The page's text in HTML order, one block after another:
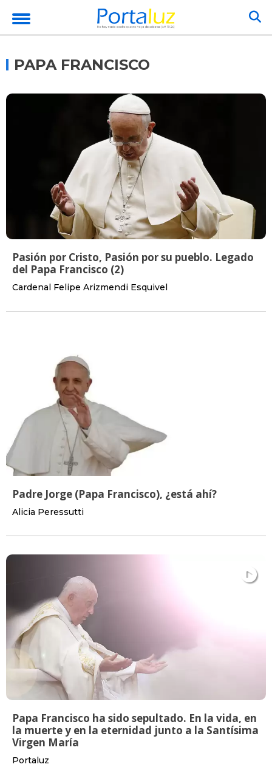
PAPA FRANCISCO
Pasión por Cristo, Pasión por su pueblo. Legado
del Papa Francisco (2)
Cardenal Felipe Arizmendi Esquivel
Padre Jorge (Papa Francisco), ¿está ahí?
Alicia Peressutti
Papa Francisco ha sido sepultado. En la vida, en
la muerte y en la eternidad junto a la Santísima
Virgen María
Portaluz